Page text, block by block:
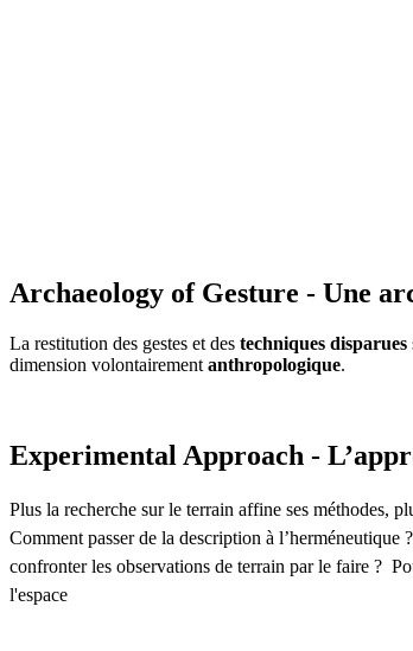
Archaeology of Gesture - Une
La restitution des gestes et des techniques disparues
dimension volontairement anthropologique.
Experimental Approach -
Plus la recherche sur le terrain affine ses méthodes,
Comment passer de la description à
confronter les observations de terrain par le faire ?
l'espace